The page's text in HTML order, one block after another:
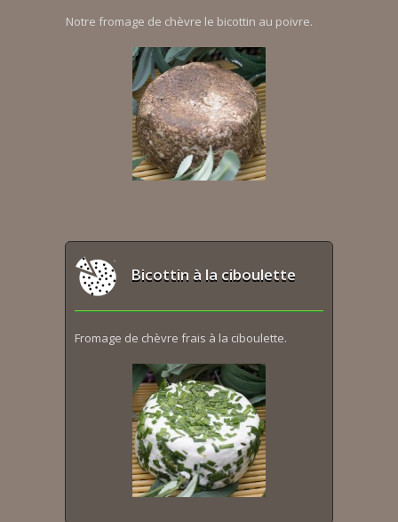
Notre fromage de chèvre le bicottin au poivre.
Bicottin à la ciboulette
Fromage de chèvre frais à la ciboulette.